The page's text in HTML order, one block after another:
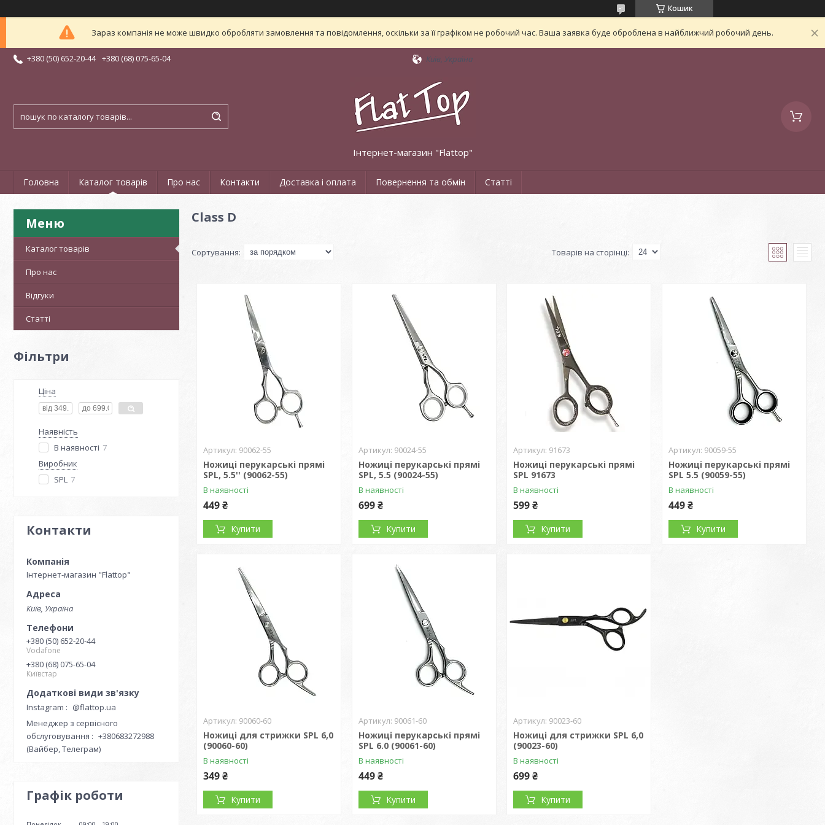
Кошик
Зараз компанія не може швидко обробляти замовлення та повідомлення, оскільки за її графіком не робочий час. Ваша заявка буде оброблена в найближчий робочий день.
+380 (50) 652-20-44 +380 (68) 075-65-04 Київ, Україна
Інтернет-магазин "Flattop"
Головна Каталог товарів Про нас Контакти Доставка і оплата Повернення та обмін Статті
Каталог товарів
Про нас
Відгуки
Статті
Фільтри
Ціна
Наявність
В наявності 7
Виробник
SPL 7
Контакти
Інтернет-магазин "Flattop"
Київ, Україна
+380 (50) 652-20-44
Vodafone
+380 (68) 075-65-04
Київстар
Instagram
@flattop.ua
Менеджер з сервісного
обслуговування
+380683272988
(Вайбер, Телеграм)
Графік роботи
Class D
90062-55
Ножиці перукарські прямі
SPL, 5.5'' (90062-55)
В наявності
449 ₴
Купити
90024-55
Ножиці перукарські прямі
SPL, 5.5 (90024-55)
В наявності
699 ₴
Купити
91673
Ножиці перукарські прямі
SPL 91673
В наявності
599 ₴
Купити
90059-55
Ножиці перукарські прямі
SPL 5.5 (90059-55)
В наявності
449 ₴
Купити
90060-60
Ножиці для стрижки SPL 6,0
(90060-60)
В наявності
349 ₴
Купити
90061-60
Ножиці перукарські прямі
SPL 6.0 (90061-60)
В наявності
449 ₴
Купити
90023-60
Ножиці для стрижки SPL 6,0
(90023-60)
В наявності
699 ₴
Купити